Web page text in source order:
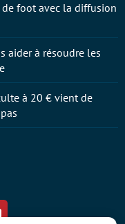
Newsletter
de foot avec la diffusion
aider à résoudre les
à 20 € vient de